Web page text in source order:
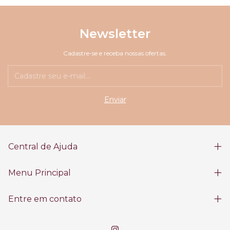
Newsletter
Cadastre-se e receba nossas ofertas.
Central de Ajuda
Menu Principal
Entre em contato